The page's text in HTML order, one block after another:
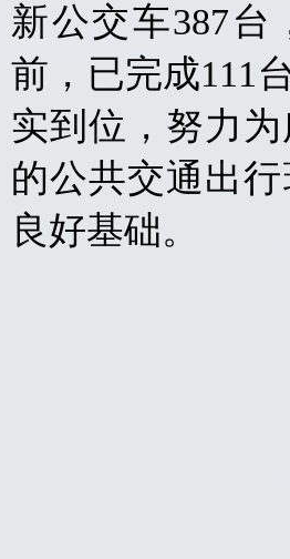
新公交车387
前，已完成111
实到位，努力
的公共交通出
良好基础。